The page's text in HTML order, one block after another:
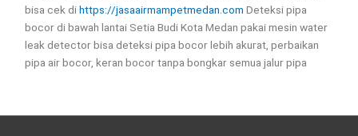
bisa cek dihttps://jasaairmampetmedan.comDeteksi pipa
bocor di bawah lantai Setia Budi Kota Medan pakai mesin water
leak detector bisa deteksi pipa bocor lebih akurat, perbaikan
pipa air bocor, keran bocor tanpa bongkar semua jalur pipa